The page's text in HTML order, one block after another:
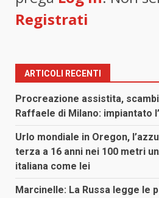
Registrati
ARTICOLI RECENTI
Procreazione assistita,
Raffaele di Milano: impiantato
Urlo mondiale in Oregon,
terza a 16 anni nei 100 metri
italiana come lei
Marcinelle: La Russa legge le